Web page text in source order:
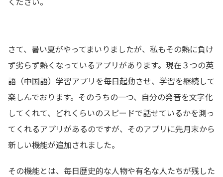
さて、暑い夏がやってまいりましたが、私もその熱に負け
ず劣らず熱くなっているアプリがあります。現在３つの英
語（中国語）学習アプリを毎日起動させ、学習を継続して
楽しんでおります。そのうちの一つ、自分の発音を文字化
してくれて、どれくらいのスピードで話せているかを測っ
てくれるアプリがあるのですが、そのアプリに先月末から
新しい機能が追加されました。
その機能とは、毎日歴史的な人物や有名な人たちが残した